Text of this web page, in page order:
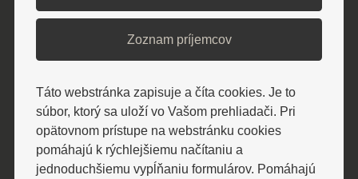
Ubytovanie si môžete
Zoznam príjemcov
Táto webstránka zapisuje a číta cookies. Je to
súbor, ktorý sa uloží vo Vašom prehliadači. Pri
opätovnom prístupe na webstránku cookies
pomáhajú k rýchlejšiemu načítaniu a
jednoduchšiemu vypĺňaniu formulárov. Pomáhajú